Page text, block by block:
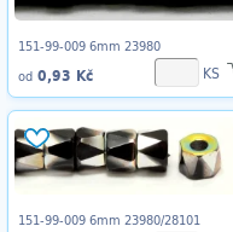
151-99-009 6mm 23980
od 0,93 Kč KS
151-99-009 6mm 23980/28101